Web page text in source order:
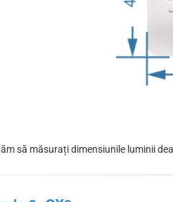
să măsurați dimensiunile luminii